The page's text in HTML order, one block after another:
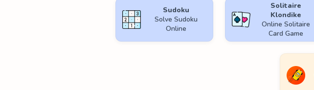
Sudoku
Solve Sudoku
Online
Solitaire
Klondike
Online Solitaire
Card Game